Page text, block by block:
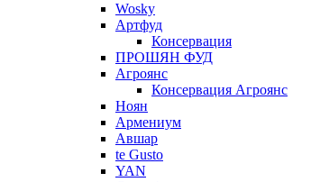
Wosky
Артфуд
Консервация
ПРОШЯН ФУД
Агроянс
Консервация Агроянс
Ноян
Армениум
Авшар
te Gusto
YAN